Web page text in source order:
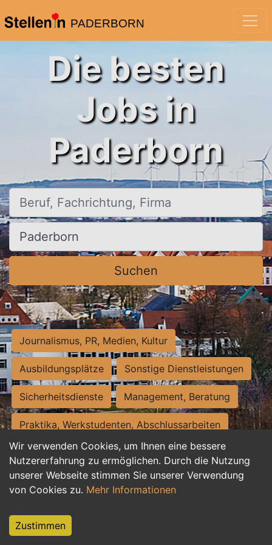
PADERBORN
Wir verwenden Cookies, um Ihnen eine bessere
Nutzererfahrung zu ermöglichen. Durch die Nutzung
unserer Webseite stimmen Sie unserer Verwendung
von Cookies zu. Mehr Informationen
Zustimmen
Die besten
Jobs in
Paderborn
Beruf, Fachrichtung, Firma
Ort, Stadt
Suchen
Journalismus, PR, Medien, Kultur
Ausbildungsplätze Sonstige Dienstleistungen
Sicherheitsdienste Management, Beratung
Praktika, Werkstudenten, Abschlussarbeiten
Personalwesen Assistenz, Sekretariat
Hilfskräfte, Aushilfs- und Nebenjobs
Weiterbildung, Studium, duale Ausbildung